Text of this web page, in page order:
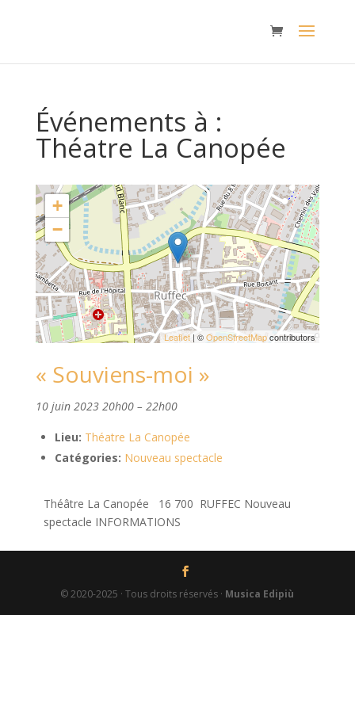
Événements à :
Théatre La Canopée
+
−
Leaflet | ©OpenStreetMapcontributors
« Souviens-moi »
10 juin 2023 20h00– 22h00
Lieu: Théatre La Canopée
Catégories: Nouveau spectacle
Théâtre La Canopée 16 700 RUFFEC Nouveau
spectacle INFORMATIONS
© 2020-2025 · Tous droits réservés · Musica Edipiù